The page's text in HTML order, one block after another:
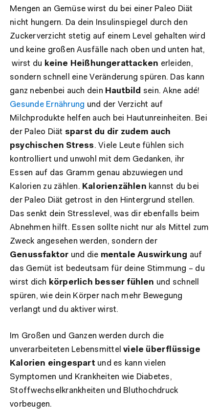
Mengen an Gemüse wirst du bei einer Paleo Diät
nicht hungern. Da dein Insulinspiegel durch den
Zuckerverzicht stetig auf einem Level gehalten wird
und keine großen Ausfälle nach oben und unten hat,
wirst du keine Heißhungerattacken erleiden,
sondern schnell eine Veränderung spüren. Das kann
ganz nebenbei auch dein Hautbild sein. Akne adé!
Gesunde Ernährung und der Verzicht auf
Milchprodukte helfen auch bei Hautunreinheiten. Bei
der Paleo Diät sparst du dir zudem auch
psychischen Stress. Viele Leute fühlen sich
kontrolliert und unwohl mit dem Gedanken, ihr
Essen auf das Gramm genau abzuwiegen und
Kalorien zu zählen. Kalorienzählen kannst du bei
der Paleo Diät getrost in den Hintergrund stellen.
Das senkt dein Stresslevel, was dir ebenfalls beim
Abnehmen hilft. Essen sollte nicht nur als Mittel zum
Zweck angesehen werden, sondern der
Genussfaktor und die mentale Auswirkung auf
das Gemüt ist bedeutsam für deine Stimmung – du
wirst dich körperlich besser fühlen und schnell
spüren, wie dein Körper nach mehr Bewegung
verlangt und du aktiver wirst.
Im Großen und Ganzen werden durch die
unverarbeiteten Lebensmittelviele überflüssige
Kalorien eingespart und es kann vielen
Symptomen und Krankheiten wie Diabetes,
Stoffwechselkrankheiten und Bluthochdruck
vorbeugen.